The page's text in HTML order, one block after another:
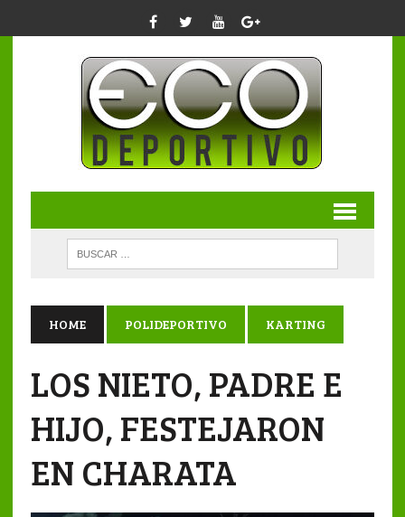
HOME POLIDEPORTIVO KARTING
LOS NIETO, PADRE E
HIJO, FESTEJARON
EN CHARATA